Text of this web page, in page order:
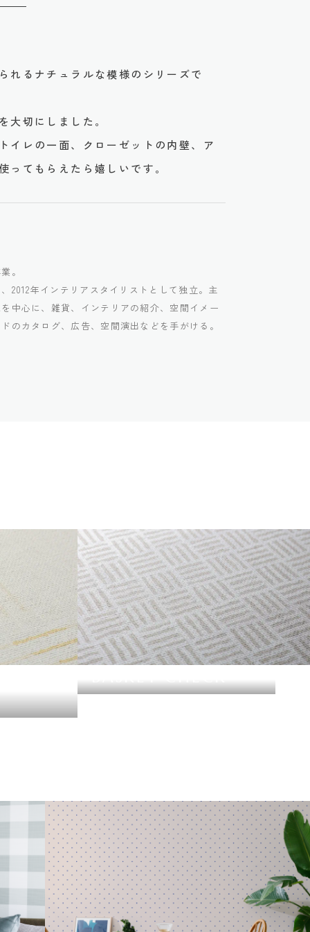
れるナチュラルな模様のシリーズで
大切にしました。
イレの一面、クローゼットの内壁、ア
ってもらえたら嬉しいです。
。
2012年インテリアスタイリストとして独立。主
中心に、雑貨、インテリアの紹介、空間イメー
のカタログ、広告、空間演出などを手がける。